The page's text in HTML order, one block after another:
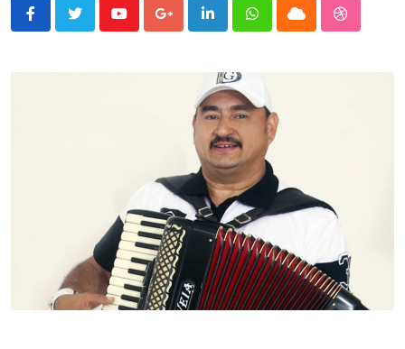
YoutubeGoogle+LinkedInWhatsappCloud